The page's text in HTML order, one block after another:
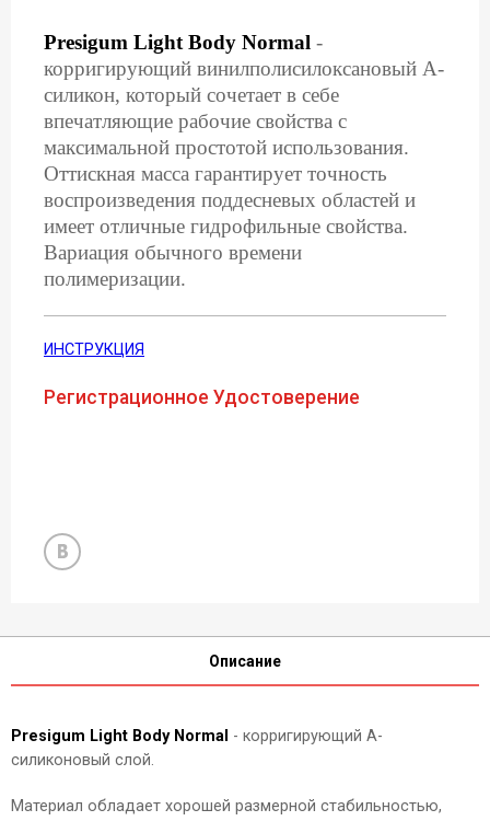
Presigum Light Body Normal -
корригирующий винилполисилоксановый А-
силикон, который сочетает в себе
впечатляющие рабочие свойства с
максимальной простотой использования.
Оттискная масса гарантирует точность
воспроизведения поддесневых областей и
имеет отличные гидрофильные свойства.
Вариация обычного времени
полимеризации.
ИНСТРУКЦИЯ
Регистрационное Удостоверение
Описание
Presigum Light Body Normal - корригирующий А-
силиконовый слой.
Материал обладает хорошей размерной стабильностью,